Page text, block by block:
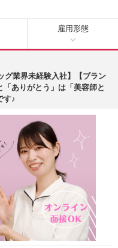
雇用形態
業界未経験入社】【ブラン
ありがとう」は「美容師と
す♪